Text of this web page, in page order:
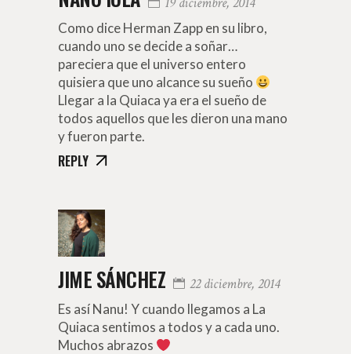
Como dice Herman Zapp en su libro,
cuando uno se decide a soñar…
pareciera que el universo entero
quisiera que uno alcance su sueño
Llegar a la Quiaca ya era el sueño de
todos aquellos que les dieron una mano
y fueron parte.
REPLY
JIME SÁNCHEZ 22 diciembre, 2014
Es así Nanu! Y cuando llegamos a La
Quiaca sentimos a todos y a cada uno.
Muchos abrazos